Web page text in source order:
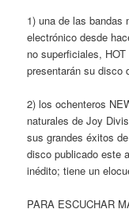
1) una de las bandas
electrónico desde
no superficiales,
presentarán su disco
2) los ochenteros
naturales de Joy
sus grandes éxitos
disco publicado este
inédito; tiene un
PARA ESCUCHAR